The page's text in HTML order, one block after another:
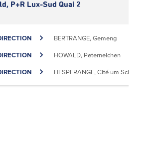
P+R Lux-Sud Quai 2
BERTRANGE, Gemeng
HOWALD, Peternelchen
HESPERANGE, Cité um Schlass